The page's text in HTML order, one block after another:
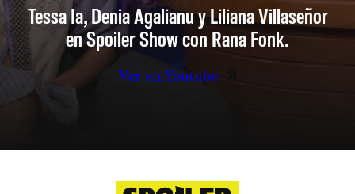
Tessa Ia, Denia Agalianu y Liliana Villaseñor
en Spoiler Show con Rana Fonk.
Ver en Youtube